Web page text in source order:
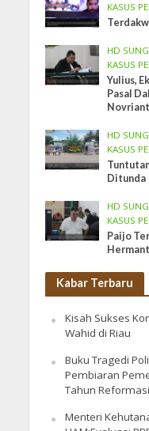
KASUS
HD
KASUS
Yulius,
Pasal
HD
KASUS
Ditunda
HD
KASUS
Paijo
Kabar Terbaru
Kisah Sukses
Wahid di Riau
Buku Tragedi
Pembiaran
Tahun Reformasi
Menteri